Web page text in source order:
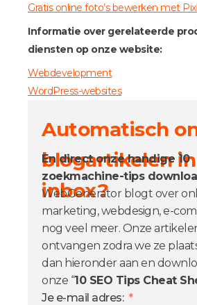
Gratis online foto’s bewerken met
Informatie over gerelateerde
diensten op onze website:
Webdevelopment
WordPress-websites
Automatisch
blogartikelen
inbox?
En direct onze handige 10
zoekmachine-tips
WebGenerator blogt over
marketing, webdesign, e-
nog veel meer. Onze
ontvangen zodra we ze
dan hieronder aan en
onze “10 SEO Tips Cheat
Je e-mail adres: